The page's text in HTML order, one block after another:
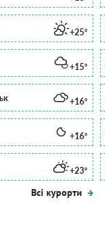
+25°
+15°
+16°
+16°
+23°
Всі курорти